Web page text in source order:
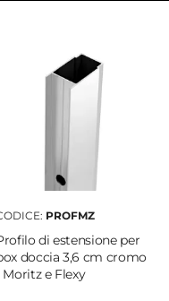
PROFMZ
di estensione per
doccia 3,6 cm cromo
Moritz e Flexy